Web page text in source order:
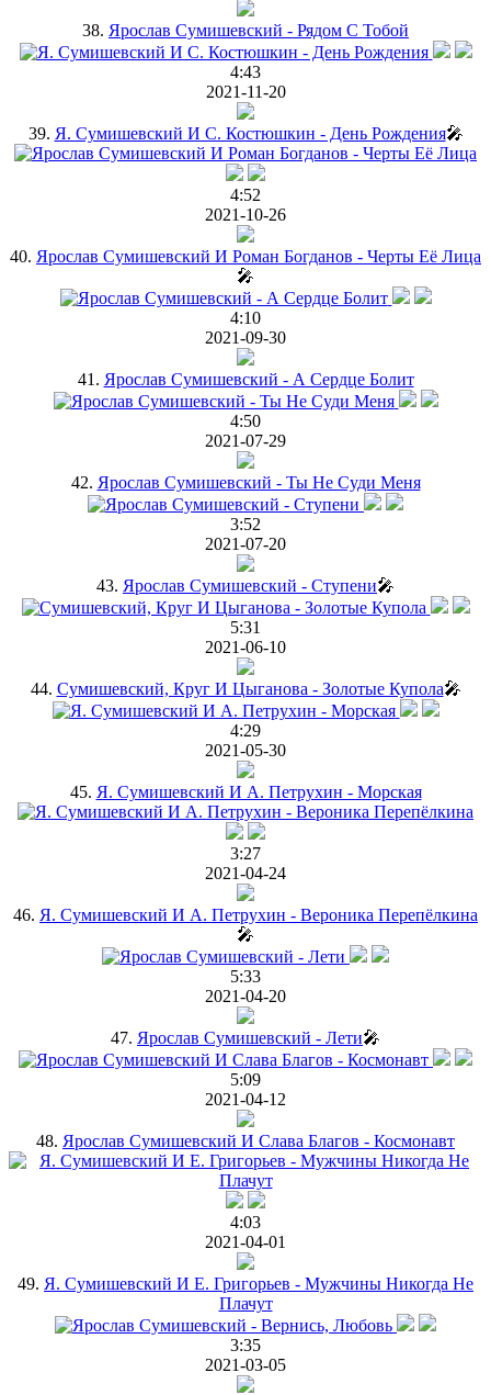
38. Ярослав Сумишевский - Рядом С Тобой
4:43
2021-11-20
39. Я. Сумишевский И С. Костюшкин - День Рождения🎤
4:52
2021-10-26
40. Ярослав Сумишевский И Роман Богданов - Черты Её Лица
🎤
4:10
2021-09-30
41. Ярослав Сумишевский - А Сердце Болит
4:50
2021-07-29
42. Ярослав Сумишевский - Ты Не Суди Меня
3:52
2021-07-20
43. Ярослав Сумишевский - Ступени🎤
5:31
2021-06-10
44. Сумишевский, Круг И Цыганова - Золотые Купола🎤
4:29
2021-05-30
45. Я. Сумишевский И А. Петрухин - Морская
3:27
2021-04-24
46. Я. Сумишевский И А. Петрухин - Вероника Перепёлкина
🎤
5:33
2021-04-20
47. Ярослав Сумишевский - Лети🎤
5:09
2021-04-12
48. Ярослав Сумишевский И Слава Благов - Космонавт
4:03
2021-04-01
49. Я. Сумишевский И Е. Григорьев - Мужчины Никогда Не
Плачут
3:35
2021-03-05